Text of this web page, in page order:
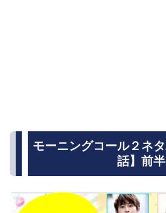
モーニングコール２ネ
話】前半